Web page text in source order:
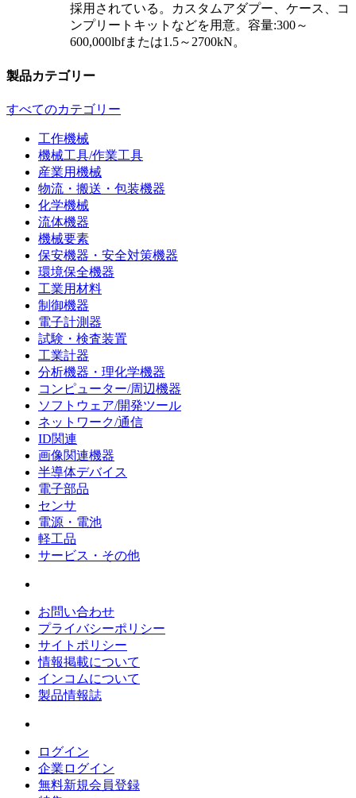
採用されている。カスタムアダプー、ケース、コ
ンプリートキットなどを用意。容量:300～
600,000lbfまたは1.5～2700kN。
製品カテゴリー
すべてのカテゴリー
工作機械
機械工具/作業工具
産業用機械
物流・搬送・包装機器
化学機械
流体機器
機械要素
保安機器・安全対策機器
環境保全機器
工業用材料
制御機器
電子計測器
試験・検査装置
工業計器
分析機器・理化学機器
コンピューター/周辺機器
ソフトウェア/開発ツール
ネットワーク/通信
ID関連
画像関連機器
半導体デバイス
電子部品
センサ
電源・電池
軽工品
サービス・その他
お問い合わせ
プライバシーポリシー
サイトポリシー
情報掲載について
インコムについて
製品情報誌
ログイン
企業ログイン
無料新規会員登録